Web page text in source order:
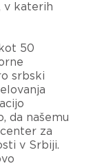
v katerih
50
srbski
da našemu
za
v Srbiji.